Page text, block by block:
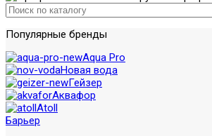
Популярные бренды
Aqua Pro
Новая вода
Гейзер
Аквафор
Atoll
Барьер